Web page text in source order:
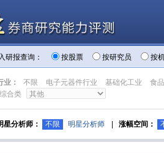
研报查询： 按股票 按研究员 按
业： 不限 电子元器件行业 基础化工业
食
综合类
星分析师： 不限 明星分析师 涨幅空间：